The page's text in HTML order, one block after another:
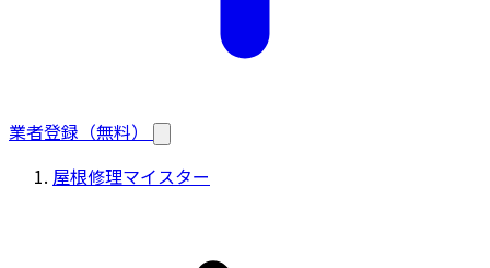
業者登録（無料）
屋根修理マイスター